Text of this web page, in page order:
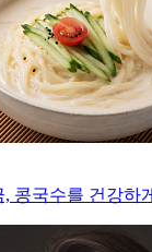
, 콩국수를 건강하